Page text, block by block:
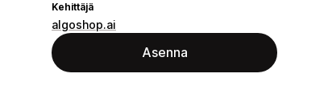
Kehittäjä
algoshop.ai
Asenna